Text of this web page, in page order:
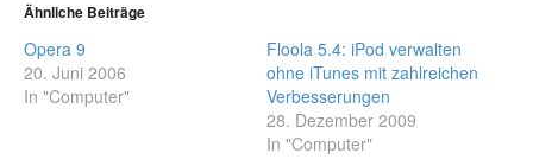
Ähnliche Beiträge
Opera 9
20. Juni 2006
In "Computer"
Floola 5.4: iPod verwalten
ohne iTunes mit zahlreichen
Verbesserungen
28. Dezember 2009
In "Computer"